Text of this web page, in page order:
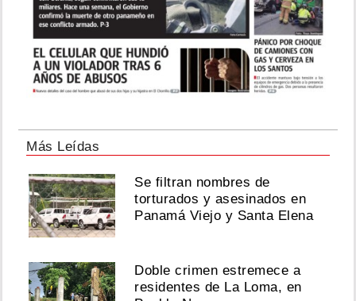
Más Leídas
Se filtran nombres de
torturados y asesinados en
Panamá Viejo y Santa Elena
Doble crimen estremece a
residentes de La Loma, en